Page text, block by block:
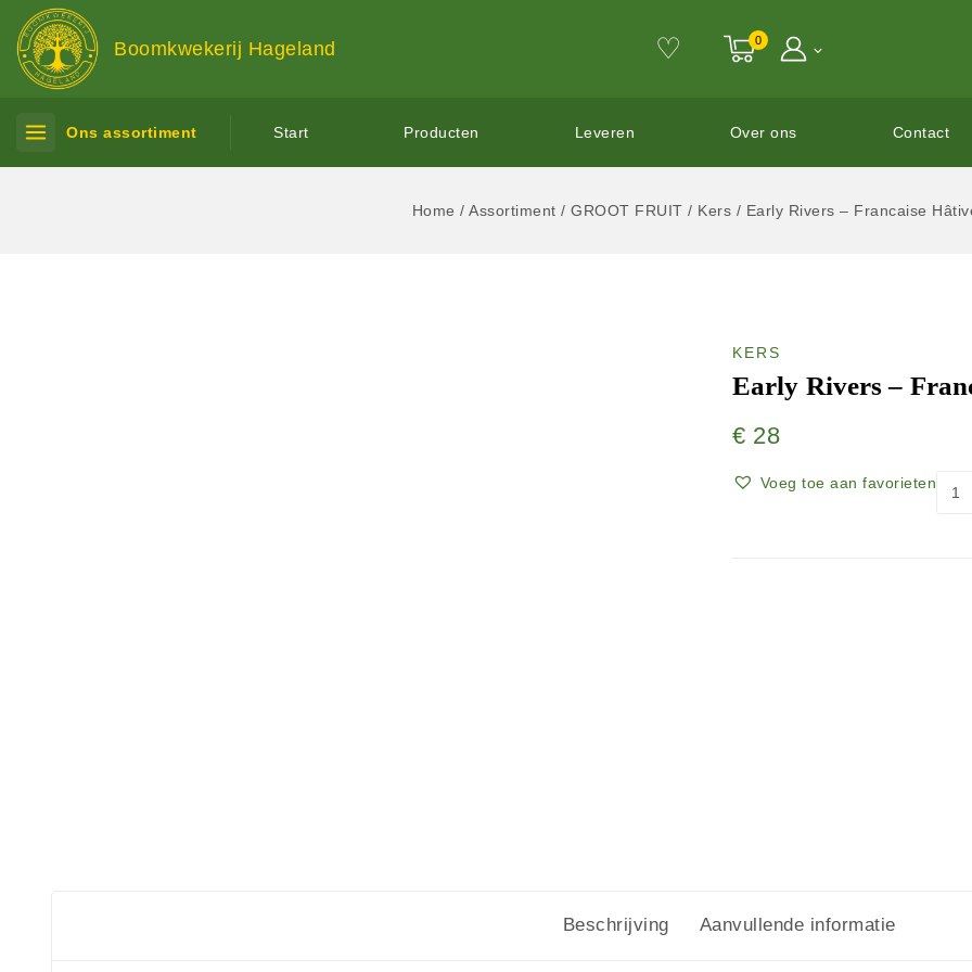
Boomkwekerij Hageland ♡ 0
Ons assortiment Start Producten Leveren Over ons Contact
Home / Assortiment / GROOT FRUIT / Kers / Early Rivers – Francaise
KERS
Early Rivers –
€ 28
Voeg toe aan favorieten
Beschrijving Aanvullende informatie